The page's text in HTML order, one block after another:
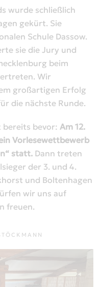
wurde schließlich
gekürt. Sie
Schule Dassow.
sie die Jury und
beim
Wir
großartigen Erfolg
die nächste Runde.
bevor: Am 12.
Vorlesewettbewerb
statt. Dann treten
der 3. und 4.
und Boltenhagen
wir uns auf
freuen.